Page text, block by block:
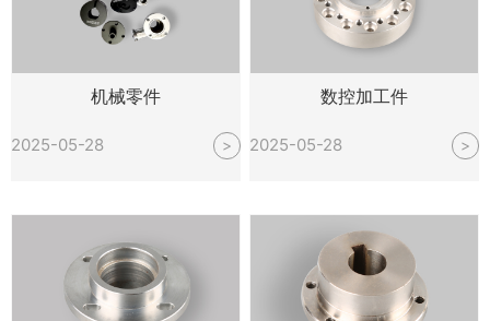
机械零件
2025-05-28 >
数控加工件
2025-05-28 >